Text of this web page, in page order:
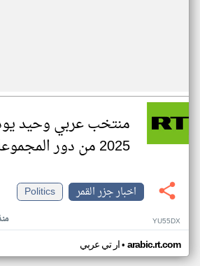
منتخب عربي وحيد
2025 من دور المجموعات
اخبار جزر القمر
Politics
منذ YU55DX
ار تي عربي• arabic.rt.com